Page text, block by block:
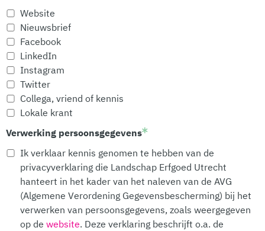
Website
Nieuwsbrief
Facebook
LinkedIn
Instagram
Twitter
Collega, vriend of kennis
Lokale krant
Verwerking persoonsgegevens
Ik verklaar kennis genomen te hebben van de
privacyverklaring die Landschap Erfgoed Utrecht
hanteert in het kader van het naleven van de AVG
(Algemene Verordening Gegevensbescherming) bij het
verwerken van persoonsgegevens, zoals weergegeven
op de website. Deze verklaring beschrijft o.a. de